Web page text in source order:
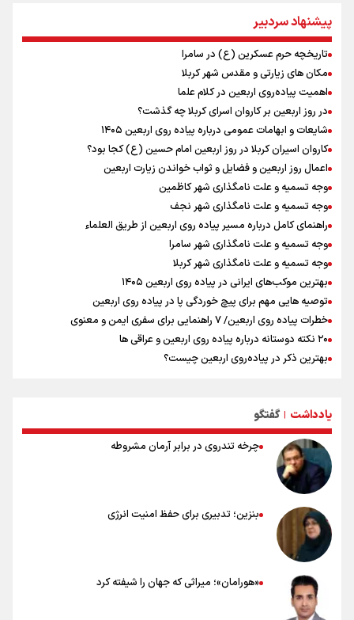
بازگشت روان دو میلیون و هشتصد هزار زائر اربعین از مرزهای شش‌گانه
زائران اربعین حسینی در مرز تمرچین
راویان عشق در مرز مهران؛ روایت حماسه‌ رسانه‌ای اربعین از قاب دوربین
خبرنگاران ایلامی
پزشکیان: سخت‌ترین شرایط ممکن پس از انقلاب را تجربه میکنیم/ اگر تا
امروز مانده‌ایم بخاطر همه‌ مردم نجیب ایران بوده است/ رهبر شهید مثل
کوه پشتیبان و حامی دولت بود
ایران آقای بلامنازع تنگه هرمز
پیشنهاد سردبیر
تاریخچه حرم عسکرین (ع) در سامرا
مکان های زیارتی و مقدس شهر کربلا
اهمیت پیاده‌روی اربعین در کلام علما
در روز اربعین بر کاروان اسرای کربلا چه گذشت؟
شایعات و ابهامات عمومی درباره پیاده روی اربعین ۱۴۰۵
کاروان اسیران کربلا در روز اربعین امام حسین (ع) کجا بود؟
اعمال روز اربعین و فضایل و ثواب خواندن زیارت اربعین
وجه تسمیه و علت نامگذاری شهر کاظمین
وجه تسمیه و علت نامگذاری شهر نجف
راهنمای کامل درباره مسیر پیاده روی اربعین از طریق العلماء
وجه تسمیه و علت نامگذاری شهر سامرا
وجه تسمیه و علت نامگذاری شهر کربلا
بهترین موکب‌های ایرانی در پیاده روی اربعین ۱۴۰۵
توصیه هایی مهم برای پیچ خوردگی پا در پیاده روی اربعین
خطرات پیاده روی اربعین/ ۷ راهنمایی برای سفری ایمن و معنوی
۲۰ نکته دوستانه درباره پیاده روی اربعین و عراقی ها
بهترین ذکر در پیاده‌روی اربعین چیست؟
نکاتی مهم برای حفظ سلامت در پیاده روی اربعین
یادداشت | گفتگو
چرخه تندروی در برابر آرمان مشروطه
بنزین؛ تدبیری برای حفظ امنیت انرژی
«هورامان»؛ میراثی که جهان را شیفته کرد